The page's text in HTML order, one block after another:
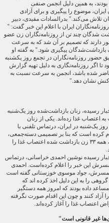
بودند، به همین دلیل انجمن صنفی
ایران، موضوع را پیگیری و برای آزادی
تلا‌ش می‌کند." بدرالسادات مفیدی، دبیر
ایران با اعلا‌م این خبر گفت: "
شدگان چند تن از روزنامه‌نگاران زن عضو
دارند که تصمیم بر آن شد که به سرعت
پیگیری شود." به گفته او
حضور روزنامه‌نگاران در تجمع روز یکشنبه
اگر روزنامه‌نگاری به دلیل تهیه گزارش
شده باشد، انجمن به سرعت نسبت به
نشان ‌دهد."
رسیده، زنان بازداشت‌شده روز یک‌شنبه
اعتصاب غذا زده‌اند. یکی از زنان
یک‌شنبه در ایران، درتماس تلفنی با
کرده است که بنا بر تصمیمی دسته‌جمعی،
روز ۱۵ اسفند، همه ۳۳ زن بازداشت شده اعتصاب غذا را
رسیده نوشین احمدی خراسانی، درتماس
این خبر را اعلام کرده‌است. احمدی
جواد موسوی خوزستانی گفته است
را به این دلیل اخذ کرده اند که
داده بودند که امروز همه دستگیر
آزاد کنند و چون این اقدام صورت نگرفته
اعتصاب غذا را آغاز کرده‌اند.
غیر قانونی است"